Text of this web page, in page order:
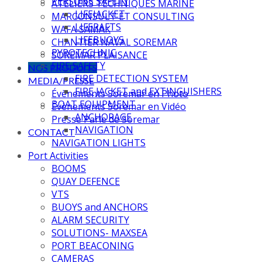
ATELIERS TECHNIQUES MARINE
MARCONSULT ET CONSULTING
WAFA SAMAK
CHANTIER NAVAL SOREMAR
SOREMAR PLAISANCE
NOS PRODUITS
MEDIA/PRESSE
Évènements Soremar en Photo
Évènements Soremar en Vidéo
Presse Parle de Soremar
CONTACT
LIFEJACKET
LIFERAFTS
LIFEBUOYS
PYROTECHNIC
FIRE SAFETY
FIRE DETECTION SYSTEM
FIRE JACKET and EXTINGUISHERS
BOAT EQUIPMENT
ANCHORAGE
NAVIGATION
NAVIGATION LIGHTS
Port Activities
BOOMS
QUAY DEFENCE
VTS
BUOYS and ANCHORS
ALARM SECURITY
SOLUTIONS- MAXSEA
PORT BEACONING
CAMERAS